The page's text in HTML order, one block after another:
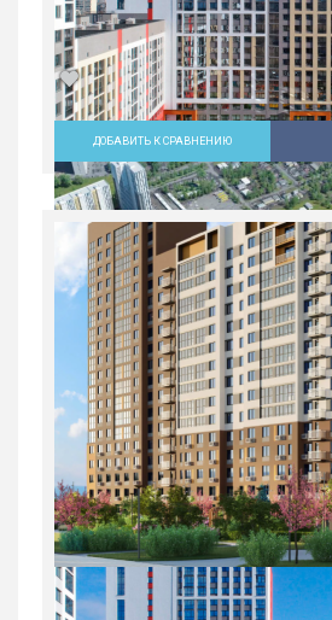
Студия в ЖК «Русь» на
Россия, Свердловская
Екатеринбург
5 082 300 руб.
1 18/31
ДОБАВИТЬ К СРАВНЕНИЮ